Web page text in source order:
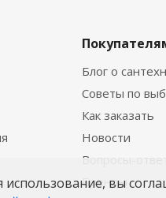
Блог о
Советы по
Как заказать
Новости
Вопросы-
Бренды
вы